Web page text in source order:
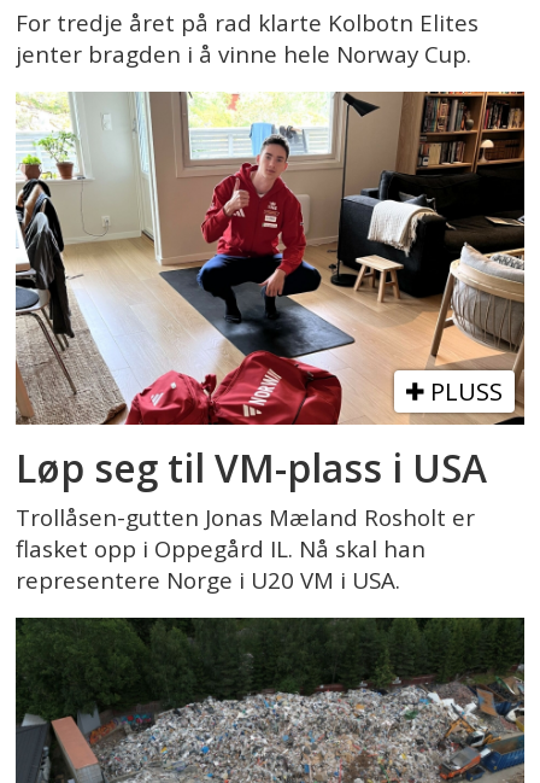
For tredje året på rad klarte Kolbotn Elites
jenter bragden i å vinne hele Norway Cup.
PLUSS
Løp seg til VM-plass i USA
Trollåsen-gutten Jonas Mæland Rosholt er
flasket opp i Oppegård IL. Nå skal han
representere Norge i U20 VM i USA.